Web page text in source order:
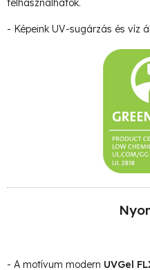
felhasználhatók.
- Képeink UV-sugárzás és víz
- A motívum modern UVGel